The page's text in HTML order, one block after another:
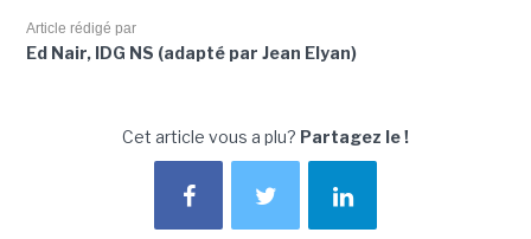
Article rédigé par
Ed Nair, IDG NS (adapté par Jean Elyan)
Cet article vous a plu? Partagez le !